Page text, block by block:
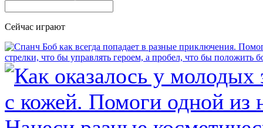
Сейчас играют